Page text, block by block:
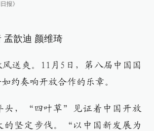
报》
孟歆迪 颜维琦
送爽。11月5日，第八届中国国
约奏响开放合作的乐章。
头，“四叶草”见证着中国开放
的坚定步伐。“以中国新发展为